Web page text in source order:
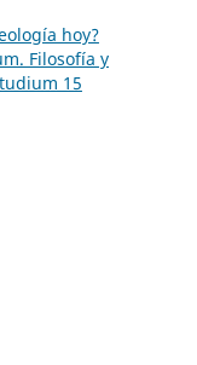
hoy?
Filosofía y
15